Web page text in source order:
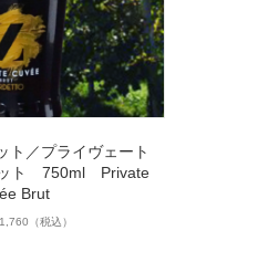
ト／プライヴェート
ト 750ml Private
Brut
1,760 （税込）